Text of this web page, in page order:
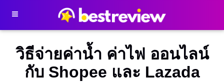
วิธีจ่ายค่าน้ำ ค่าไฟ ออนไลน์
กับ Shopee และ Lazada